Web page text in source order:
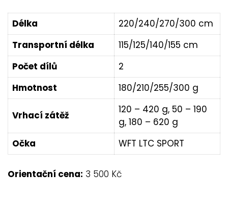
Délka
220/240/270/300 cm
Transportní délka
115/125/140/155 cm
Počet dílů
2
Hmotnost
180/210/255/300 g
Vrhací zátěž
120 – 420 g, 50 – 190
g, 180 – 620 g
Očka
WFT LTC SPORT
Orientační cena: 3 500 Kč